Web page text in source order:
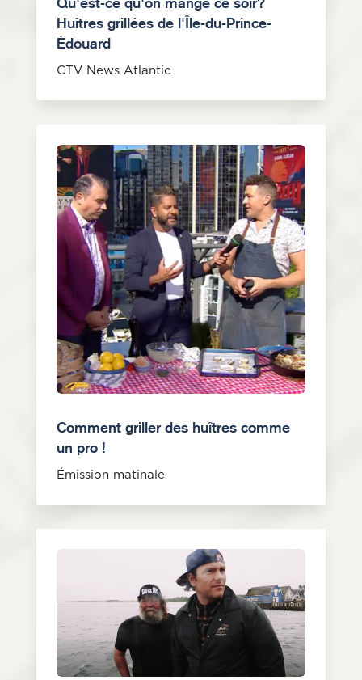
Huîtres grillées de l'Île-du-Prince-
Édouard
CTV News Atlantic
Comment griller des huîtres comme
un pro !
Émission matinale